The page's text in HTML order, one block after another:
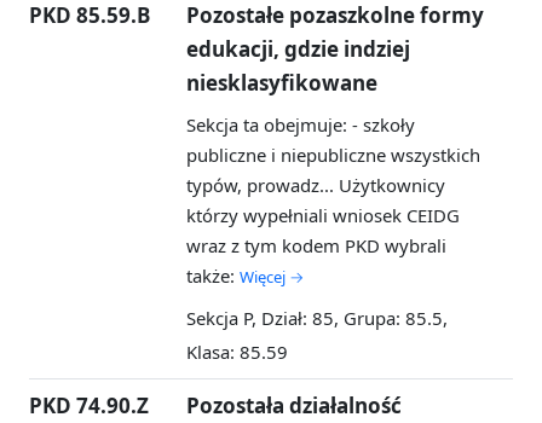
PKD 85.59.B
Pozostałe pozaszkolne formy
edukacji, gdzie indziej
niesklasyfikowane
Sekcja ta obejmuje: - szkoły
publiczne i niepubliczne wszystkich
typów, prowadz... Użytkownicy
którzy wypełniali wniosek CEIDG
wraz z tym kodem PKD wybrali
także: Więcej →
Sekcja P, Dział: 85, Grupa: 85.5,
Klasa: 85.59
PKD 74.90.Z
Pozostała działalność